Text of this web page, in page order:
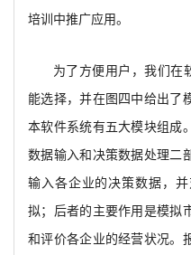
培训中推广应用。
为了方便用户，我们在
能选择，并在图四中给出了
本软件系统有五大模块组成
数据输入和决策数据处理二
输入各企业的决策数据，
拟；后者的主要作用是模拟
和评价各企业的经营状况。